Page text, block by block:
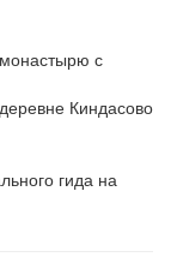
с
Киндасово
гида на